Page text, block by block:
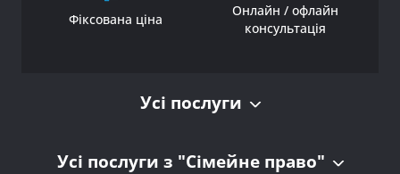
Фіксована ціна
Онлайн / офлайн
консультація
Усі послуги
Усі послуги з "Сімейне право"